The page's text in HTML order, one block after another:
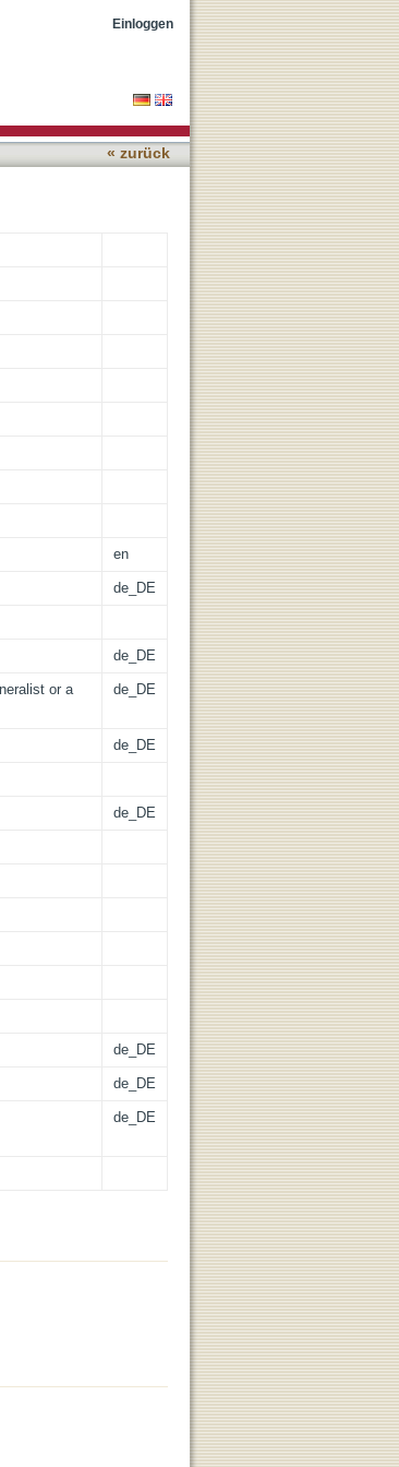
Radiology InEinloggen
« zurück
en
de_DE
de_DE
or a
de_DE
de_DE
de_DE
de_DE
de_DE
de_DE